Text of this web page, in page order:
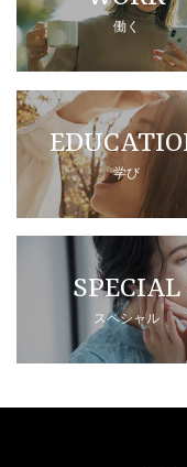
働く
学び
SPECIAL
スペシャル